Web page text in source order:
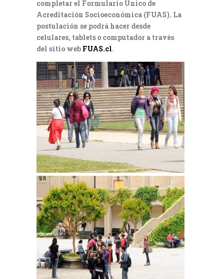
completar el Formulario Único de
Acreditación Socioeconómica (FUAS). La
postulación se podrá hacer desde
celulares, tablets o computador a través
del sitio web FUAS.cl.